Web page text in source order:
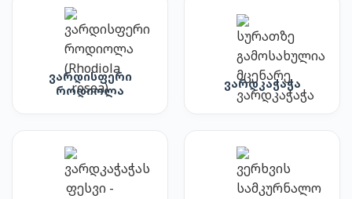
ვარდისფერი
როდიოლა
ვარდკაჭაჭა